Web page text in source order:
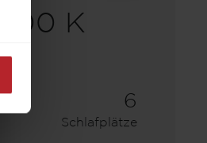
K
6
Schlafplätze